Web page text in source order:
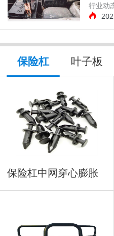
行业动
保险杠 叶子板
保险杠中网穿心膨胀
铆钉